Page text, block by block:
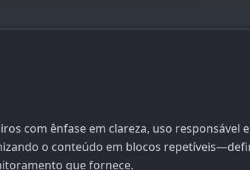
com ênfase em clareza, uso responsável
o conteúdo em blocos
que fornece.